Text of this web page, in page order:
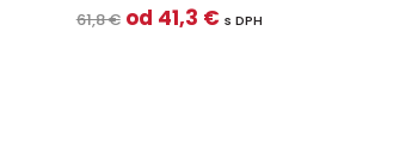
61,8 € od 41,3 € s DPH